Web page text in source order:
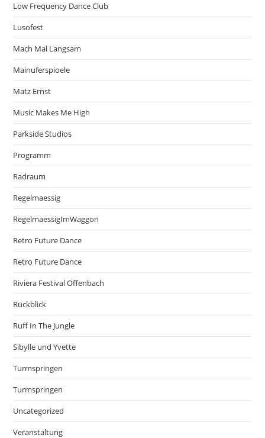
Low Frequency Dance Club
Lusofest
Mach Mal Langsam
Mainuferspioele
Matz Ernst
Music Makes Me High
Parkside Studios
Programm
Radraum
Regelmaessig
RegelmaessigImWaggon
Retro Future Dance
Retro Future Dance
Riviera Festival Offenbach
Rückblick
Ruff In The Jungle
Sibylle und Yvette
Turmspringen
Turmspringen
Uncategorized
Veranstaltung